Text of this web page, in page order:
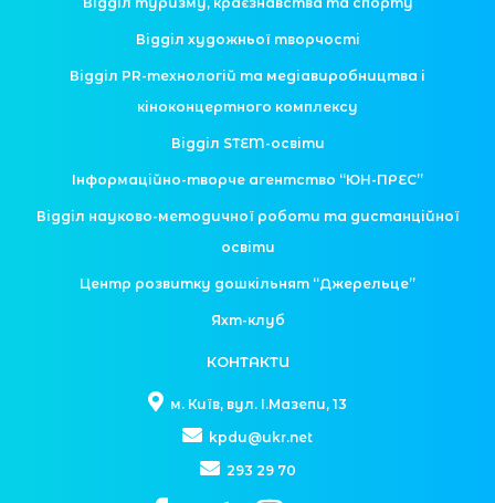
Відділ художньої творчості
Відділ PR-технологій та медіавиробництва і
кіноконцертного комплексу
Відділ STEM-освіти
Інформаційно-творче агентство “ЮН-ПРЕС”
Відділ науково-методичної роботи та дистанційної
освіти
Центр розвитку дошкільнят “Джерельце”
Яхт-клуб
КОНТАКТИ
м. Київ, вул. І.Мазепи, 13
kpdu@ukr.net
293 29 70